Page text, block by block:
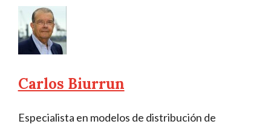
Carlos Biurrun
Especialista en modelos de distribución de